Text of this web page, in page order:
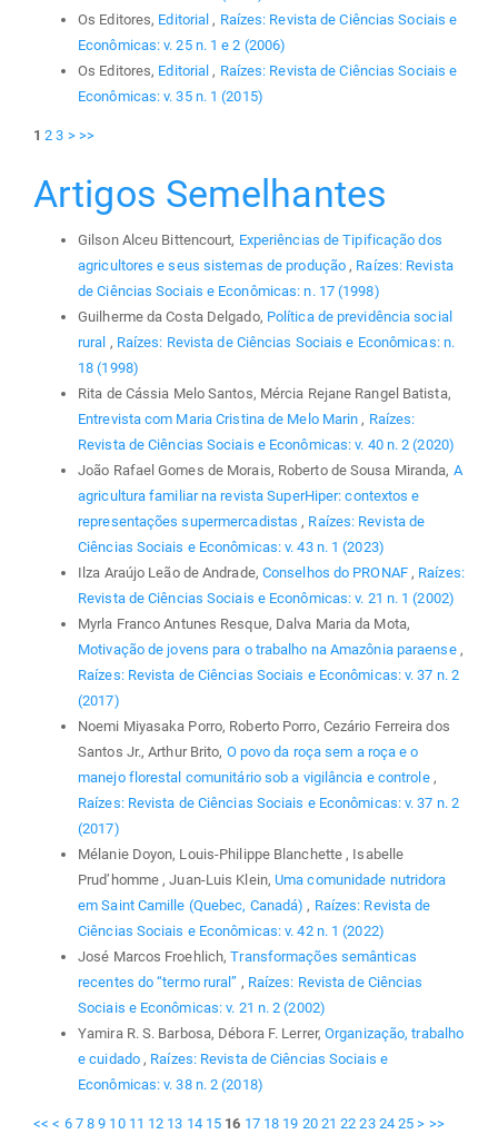
Os Editores, Editorial, Raízes: Revista de Ciências Sociais e
Econômicas: v. 25 n. 1 e 2 (2006)
Os Editores, Editorial, Raízes: Revista de Ciências Sociais e
Econômicas: v. 35 n. 1 (2015)
1 2 3 > >>
Artigos Semelhantes
Gilson Alceu Bittencourt, Experiências de Tipificação dos
agricultores e seus sistemas de produção, Raízes: Revista
de Ciências Sociais e Econômicas: n. 17 (1998)
Guilherme da Costa Delgado, Política de previdência social
rural , Raízes: Revista de Ciências Sociais e Econômicas: n.
18 (1998)
Rita de Cássia Melo Santos, Mércia Rejane Rangel Batista,
Entrevista com Maria Cristina de Melo Marin, Raízes:
Revista de Ciências Sociais e Econômicas: v. 40 n. 2 (2020)
João Rafael Gomes de Morais, Roberto de Sousa Miranda, A
agricultura familiar na revista SuperHiper: contextos e
representações supermercadistas, Raízes: Revista de
Ciências Sociais e Econômicas: v. 43 n. 1 (2023)
Ilza Araújo Leão de Andrade, Conselhos do PRONAF , Raízes:
Revista de Ciências Sociais e Econômicas: v. 21 n. 1 (2002)
Myrla Franco Antunes Resque, Dalva Maria da Mota,
Motivação de jovens para o trabalho na Amazônia paraense ,
Raízes: Revista de Ciências Sociais e Econômicas: v. 37 n. 2
(2017)
Noemi Miyasaka Porro, Roberto Porro, Cezário Ferreira dos
Santos Jr., Arthur Brito, O povo da roça sem a roça e o
manejo florestal comunitário sob a vigilância e controle ,
Raízes: Revista de Ciências Sociais e Econômicas: v. 37 n. 2
(2017)
Mélanie Doyon, Louis-Philippe Blanchette , Isabelle
Prud’homme , Juan-Luis Klein,Uma comunidade nutridora
em Saint Camille (Quebec, Canadá), Raízes: Revista de
Ciências Sociais e Econômicas: v. 42 n. 1 (2022)
José Marcos Froehlich,Transformações semânticas
recentes do “termo rural” , Raízes: Revista de Ciências
Sociais e Econômicas: v. 21 n. 2 (2002)
Yamira R. S. Barbosa, Débora F. Lerrer,Organização, trabalho
e cuidado , Raízes: Revista de Ciências Sociais e
Econômicas: v. 38 n. 2 (2018)
<< < 6 7 8 9 10 11 12 13 14 15 16 17 18 19 20 21 22 23 24 25 > >>